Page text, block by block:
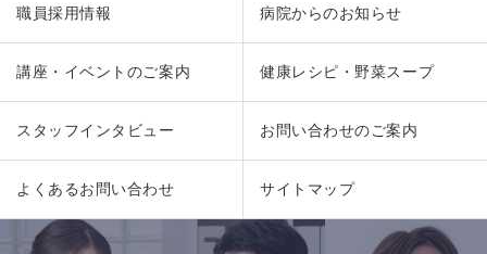
職員採用情報 病院からのお知らせ
講座・イベントのご案内 健康レシピ・野菜スープ
スタッフインタビュー お問い合わせのご案内
よくあるお問い合わせ サイトマップ